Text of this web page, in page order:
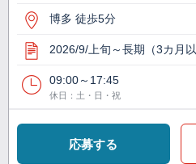
博多 徒歩5分
2026/9/上旬～長期（3カ月以
09:00～17:45
休日：土・日・祝
応募する